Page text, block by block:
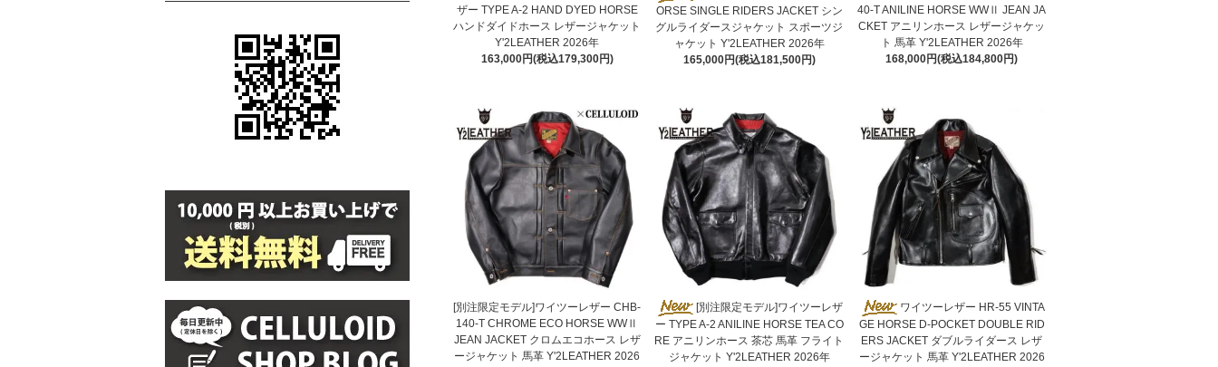
ザー TYPE A-2 HAND DYED HORSE
ハンドダイドホース レザージャケット
Y'2LEATHER 2026年
163,000円(税込179,300円)
ORSE SINGLE RIDERS JACKET シン
グルライダースジャケット スポーツジ
ャケット Y'2LEATHER 2026年
165,000円(税込181,500円)
40-T ANILINE HORSE WWⅡ JEAN JA
CKET アニリンホース レザージャケッ
ト 馬革 Y'2LEATHER 2026年
168,000円(税込184,800円)
[別注限定モデル]ワイツーレザー CHB-
140-T CHROME ECO HORSE WWⅡ
JEAN JACKET クロムエコホース レザ
ージャケット 馬革 Y'2LEATHER 2026
[別注限定モデル]ワイツーレザ
ー TYPE A-2 ANILINE HORSE TEA CO
RE アニリンホース 茶芯 馬革 フライト
ジャケット Y'2LEATHER 2026年
ワイツーレザー HR-55 VINTA
GE HORSE D-POCKET DOUBLE RID
ERS JACKET ダブルライダース レザ
ージャケット 馬革 Y'2LEATHER 2026